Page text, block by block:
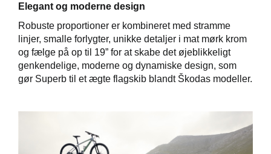
Elegant og moderne design
Robuste proportioner er kombineret med stramme
linjer, smalle forlygter, unikke detaljer i mat mørk krom
og fælge på op til 19” for at skabe det øjeblikkeligt
genkendelige, moderne og dynamiske design, som
gør Superb til et ægte flagskib blandt Škodas modeller.